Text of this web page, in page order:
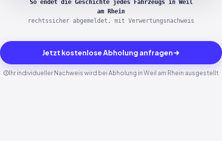
So endet die Geschichte jedes Fahrzeugs in Weil
am Rhein
rechtssicher abgemeldet, mit Verwertungsnachweis
Jetzt kostenlose Abholung anfragen
Ihr individueller Nachweis wird bei Abholung in Weil am Rhein ausgestellt